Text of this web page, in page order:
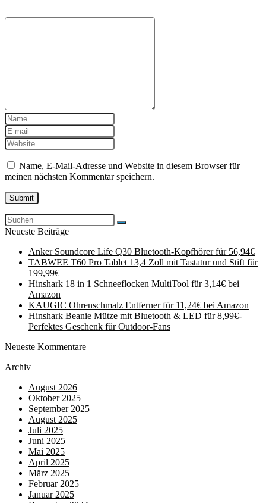
Name, E-Mail-Adresse und Website in diesem Browser für
meinen nächsten Kommentar speichern.
Neueste Beiträge
Anker Soundcore Life Q30 Bluetooth-Kopfhörer für 56,94€
TABWEE T60 Pro Tablet 13,4 Zoll mit Tastatur und Stift für
199,99€
Hinshark 18 in 1 Schneeflocken MultiTool für 3,14€ bei
Amazon
KAUGIC Ohrenschmalz Entferner für 11,24€ bei Amazon
Hinshark Beanie Mütze mit Bluetooth & LED für 8,99€-
Perfektes Geschenk für Outdoor-Fans
Neueste Kommentare
Archiv
August 2026
Oktober 2025
September 2025
August 2025
Juli 2025
Juni 2025
Mai 2025
April 2025
März 2025
Februar 2025
Januar 2025